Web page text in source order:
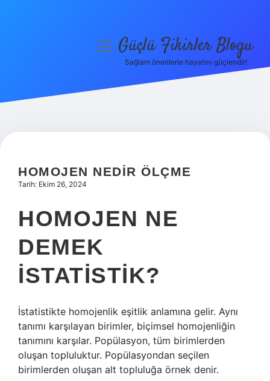
Hakkımızda
menüyüGüçlü Fikirler Blogu
Sağlam önerilerle hayatını güçlendir!
HOMOJEN NEDIR ÖLÇME
Tarih: Ekim 26, 2024
HOMOJEN NE
DEMEK
ISTATISTIK?
İstatistikte homojenlik eşitlik anlamına gelir. Aynı
tanımı karşılayan birimler, biçimsel homojenliğin
tanımını karşılar. Popülasyon, tüm birimlerden
oluşan topluluktur. Popülasyondan seçilen
birimlerden oluşan alt topluluğa örnek denir.